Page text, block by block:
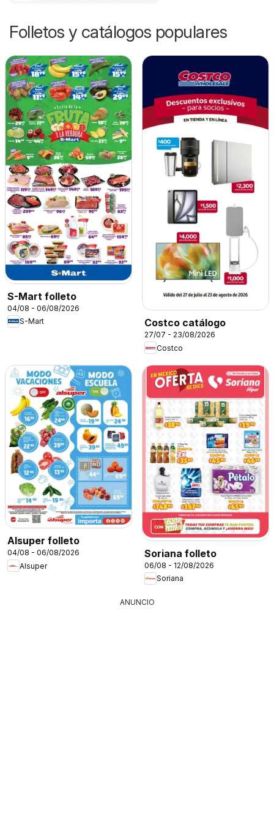
Folletos y catálogos populares
S-Mart folleto
04/08 - 06/08/2026
S-Mart
Costco catálogo
27/07 - 23/08/2026
Costco
Alsuper folleto
04/08 - 06/08/2026
Alsuper
Soriana folleto
06/08 - 12/08/2026
Soriana
ANUNCIO